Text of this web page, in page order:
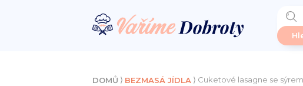
DOMŮ ⟩ BEZMASÁ JÍDLA ⟩ Cuketové lasagne se